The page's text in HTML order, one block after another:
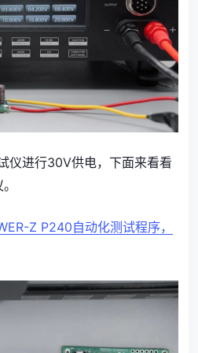
仪进行30V供电，下面来看看
Z P240自动化测试程序，